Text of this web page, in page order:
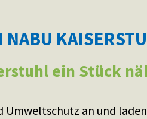
ein Stück
an und